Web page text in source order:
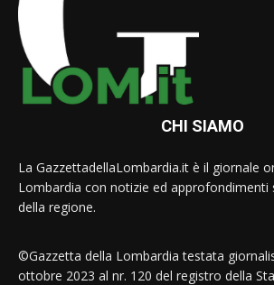
CHI SIAMO
La GazzettadellaLombardia.it è il giornale
Lombardia con notizie ed approfondimenti
della regione.
©Gazzetta della Lombardia testata
ottobre 2023 al nr. 120 del registro della